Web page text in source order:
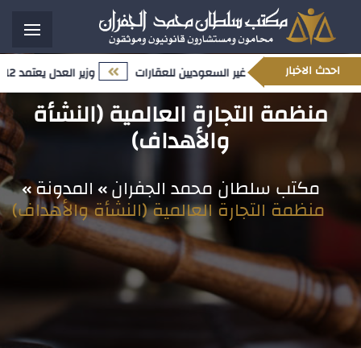
احدث الاخبار وزير العدل يعتمد 12 تعيينًا قياديًا ضمن مسار تمكين الكفاءات الوطنية وتعزيز النضج المؤسسي المتعلق بملكية غير السعوديين للعقارات
منظمة التجارة العالمية (النشأة
والأهداف)
مكتب سلطان محمد الجفران المدونة
منظمة التجارة العالمية (النشأة والأهداف)